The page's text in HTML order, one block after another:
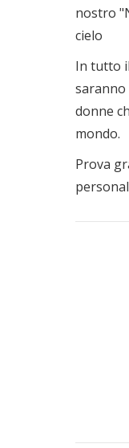
nostro
cielo
In tutto
saranno
donne
mondo.
Prova